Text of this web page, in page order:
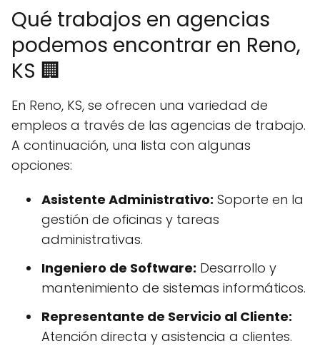
Qué trabajos en agencias
podemos encontrar en Reno,
KS 🏢
En Reno, KS, se ofrecen una variedad de
empleos a través de las agencias de trabajo.
A continuación, una lista con algunas
opciones:
Asistente Administrativo: Soporte en la
gestión de oficinas y tareas
administrativas.
Ingeniero de Software: Desarrollo y
mantenimiento de sistemas informáticos.
Representante de Servicio al Cliente:
Atención directa y asistencia a clientes.